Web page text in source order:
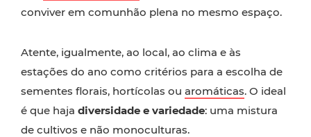
conviver em comunhão plena no mesmo espaço.
Atente, igualmente, ao local, ao clima e às
estações do ano como critérios para a escolha de
sementes florais, hortícolas ou aromáticas. O ideal
é que haja diversidade e variedade: uma mistura
de cultivos e não monoculturas.